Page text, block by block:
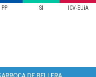
PP SI ICV-EUiA